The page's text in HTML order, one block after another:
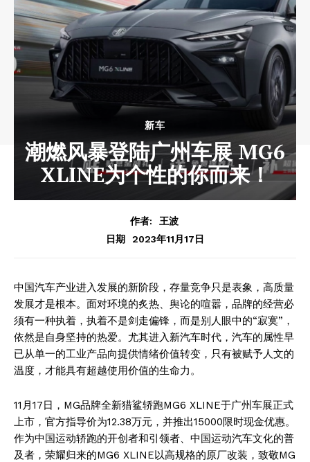
新车
潮燃风暴登陆广州车展 MG6
XLINE为个性的你而来！
作者:
王波
日期
2023年11月17日
中国汽车产业进入发展的新阶段，存量竞争只是表象，高质量
发展才是根本。面对环境的炙热、舆论的喧嚣，品牌的经营必
须有一种执着，执着不是剑走偏锋，而是别人眼中的“寂寞”，
依然是自身坚持的热爱。尤其进入新汽车时代，汽车的属性早
已从单一的工业产品向提供情绪价值转变，只有被赋予人文的
温度，才能具有超越使用价值的生命力。
11月17日，MG品牌全新猎鲨轿跑MG6 XLINE于广州车展正式
上市，官方指导价为12.38万元，并推出15000限时现金优惠。
作为中国运动轿跑的开创者和引领者、中国运动汽车文化的普
及者，荣耀归来的MG6 XLINE以高规格的原厂改装，致敬MG